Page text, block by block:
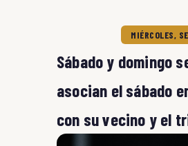
MIÉRCOLES,
Sábado y domingo
asocian el sábado
con su vecino y el